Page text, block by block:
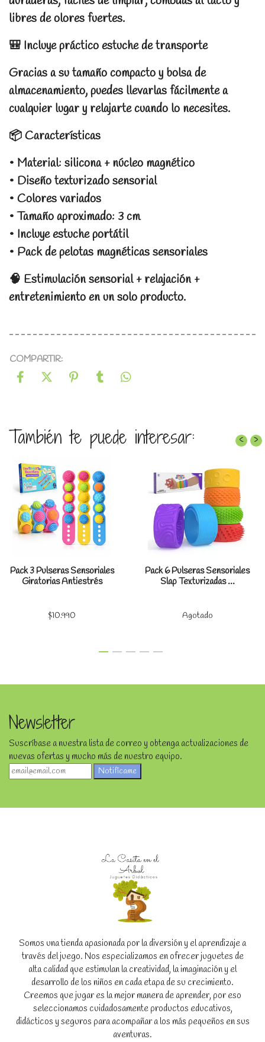
libres de olores fuertes.
🎒 Incluye práctico estuche de transporte
Gracias a su tamaño compacto y bolsa de
almacenamiento, puedes llevarlas fácilmente a
cualquier lugar y relajarte cuando lo necesites.
📦 Características
• Material: silicona + núcleo magnético
• Diseño texturizado sensorial
• Colores variados
• Tamaño aproximado: 3 cm
• Incluye estuche portátil
• Pack de pelotas magnéticas sensoriales
🧠 Estimulación sensorial + relajación +
entretenimiento en un solo producto.
COMPARTIR:
También te puede interesar:
Pack 3 Pulseras Sensoriales
Giratorias Antiestrés
$10.990
Pack 6 Pulseras Sensoriales
Slap Texturizadas ...
Agotado
‹ ›
Newsletter
Suscríbase a nuestra lista de correo y obtenga actualizaciones de
nuevas ofertas y mucho más de nuestro equipo.
Notifícame
Somos una tienda apasionada por la diversión y el aprendizaje a
través del juego. Nos especializamos en ofrecer juguetes de
alta calidad que estimulan la creatividad, la imaginación y el
desarrollo de los niños en cada etapa de su crecimiento.
Creemos que jugar es la mejor manera de aprender, por eso
seleccionamos cuidadosamente productos educativos,
didácticos y seguros para acompañar a los más pequeños en sus
aventuras.